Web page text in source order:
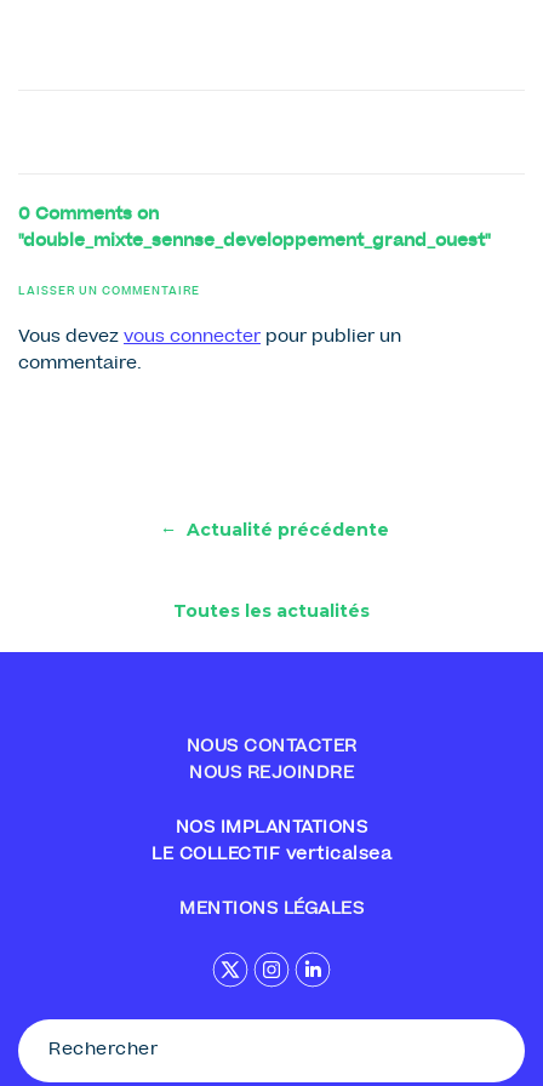
0 Comments on
"double_mixte_sennse_developpement_grand_ouest"
LAISSER UN COMMENTAIRE
Vous devez vous connecter pour publier un
commentaire.
← Actualité précédente
Toutes les actualités
NOUS CONTACTER
NOUS REJOINDRE
NOS IMPLANTATIONS
LE COLLECTIF verticalsea
MENTIONS LÉGALES